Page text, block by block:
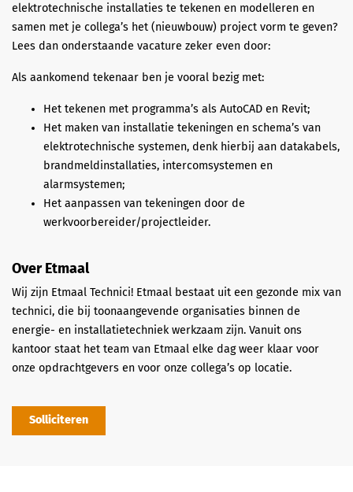
elektrotechnische installaties te tekenen en modelleren en
samen met je collega’s het (nieuwbouw) project vorm te geven?
Lees dan onderstaande vacature zeker even door:
Als aankomend tekenaar ben je vooral bezig met:
Het tekenen met programma’s als AutoCAD en Revit;
Het maken van installatie tekeningen en schema’s van
elektrotechnische systemen, denk hierbij aan datakabels,
brandmeldinstallaties, intercomsystemen en
alarmsystemen;
Het aanpassen van tekeningen door de
werkvoorbereider/projectleider.
Over Etmaal
Wij zijn Etmaal Technici! Etmaal bestaat uit een gezonde mix van
technici, die bij toonaangevende organisaties binnen de
energie- en installatietechniek werkzaam zijn. Vanuit ons
kantoor staat het team van Etmaal elke dag weer klaar voor
onze opdrachtgevers en voor onze collega’s op locatie.
Solliciteren